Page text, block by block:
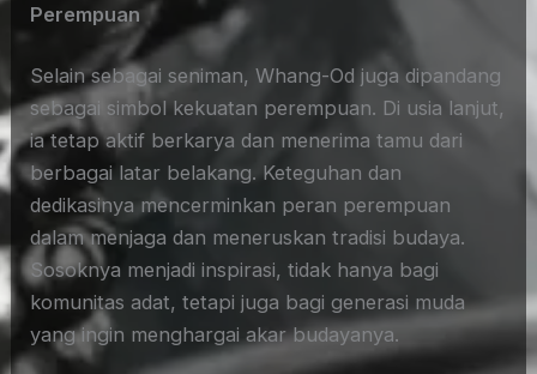
Perempuan
Selain sebagai seniman, Whang-Od juga dipandang
sebagai simbol kekuatan perempuan. Di usia lanjut,
ia tetap aktif berkarya dan menerima tamu dari
berbagai latar belakang. Keteguhan dan
dedikasinya mencerminkan peran perempuan
dalam menjaga dan meneruskan tradisi budaya.
Sosoknya menjadi inspirasi, tidak hanya bagi
komunitas adat, tetapi juga bagi generasi muda
yang ingin menghargai akar budayanya.